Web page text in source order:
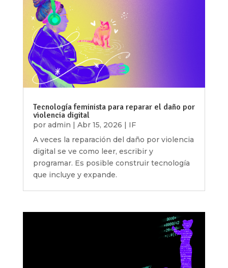
Tecnología feminista para reparar el daño por
violencia digital
por admin | Abr 15, 2026 | IF
A veces la reparación del daño por violencia
digital se ve como leer, escribir y
programar. Es posible construir tecnología
que incluye y expande.